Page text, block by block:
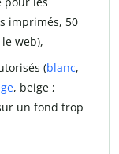
imprimés, 50
web),
(blanc,
, beige ;
un fond trop